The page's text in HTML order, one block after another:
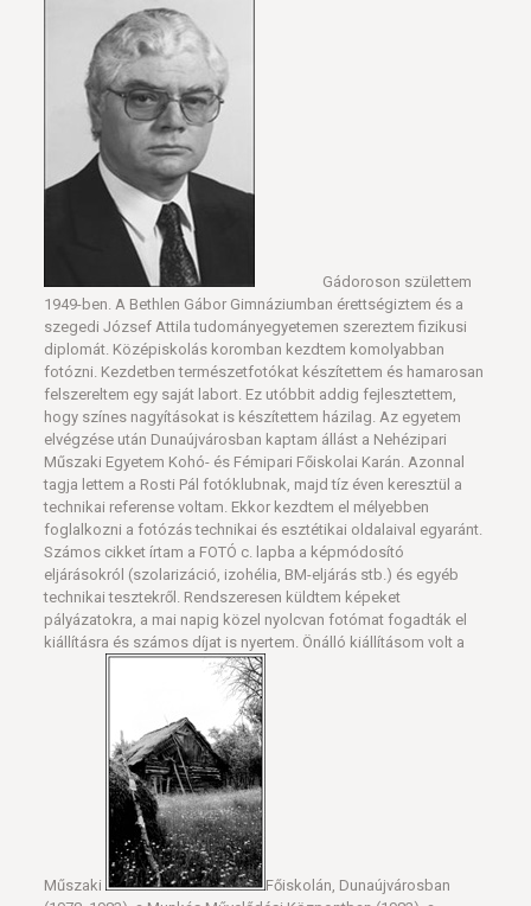
Gádoroson születtem
1949-ben. A Bethlen Gábor Gimnáziumban érettségiztem és a
szegedi József Attila tudományegyetemen szereztem fizikusi
diplomát. Középiskolás koromban kezdtem komolyabban
fotózni. Kezdetben természetfotókat készítettem és hamarosan
felszereltem egy saját labort. Ez utóbbit addig fejlesztettem,
hogy színes nagyításokat is készítettem házilag. Az egyetem
elvégzése után Dunaújvárosban kaptam állást a Nehézipari
Műszaki Egyetem Kohó- és Fémipari Főiskolai Karán. Azonnal
tagja lettem a Rosti Pál fotóklubnak, majd tíz éven keresztül a
technikai referense voltam. Ekkor kezdtem el mélyebben
foglalkozni a fotózás technikai és esztétikai oldalaival egyaránt.
Számos cikket írtam a FOTÓ c. lapba a képmódosító
eljárásokról (szolarizáció, izohélia, BM-eljárás stb.) és egyéb
technikai tesztekről. Rendszeresen küldtem képeket
pályázatokra, a mai napig közel nyolcvan fotómat fogadták el
kiállításra és számos díjat is nyertem. Önálló kiállításom volt a
Műszaki
Főiskolán, Dunaújvárosban